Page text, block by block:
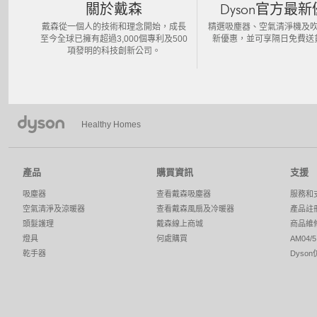
關於戴森
戴森從一個人的技術和理念開始，成長
至今全球已擁有超過3,000個專利及500
項發明的科技創新公司。
Dyson官方最新
精選吸塵器、空氣清淨機及
新優惠，並可享隔日免費送
Healthy Homes
產品
吸塵器
空氣清淨及涼暖器
頭髮護理
燈具
乾手器
購買資訊
查看戴森吸塵器
查看戴森風扇及冷暖器
戴森線上商城
何處購買
支援
服務和
產品註
商品維
AM04/
Dyson